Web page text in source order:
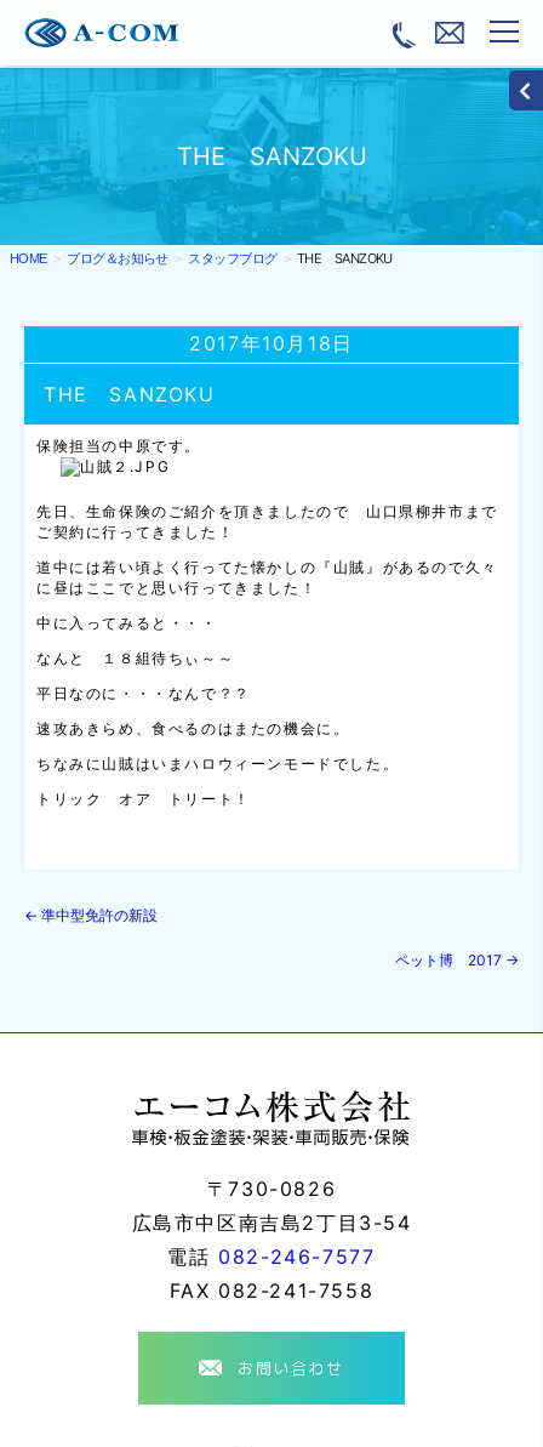
THE SANZOKU
HOME ブログ＆お知らせ スタッフブログ THE SANZOKU
THE SANZOKU
2017年10月18日
保険担当の中原です。
先日、生命保険のご紹介を頂きましたので 山口県柳井市まで
ご契約に行ってきました！
道中には若い頃よく行ってた懐かしの『山賊』があるので久々
に昼はここでと思い行ってきました！
中に入ってみると・・・
なんと １８組待ちぃ～～
平日なのに・・・なんで？？
速攻あきらめ、食べるのはまたの機会に。
ちなみに山賊はいまハロウィーンモードでした。
トリック オア トリート！
← 準中型免許の新設
ペット博 2017 →
〒730-0826
広島市中区南吉島2丁目3-54
電話 082-246-7577
FAX 082-241-7558
お問い合わせ